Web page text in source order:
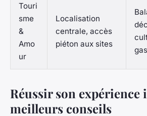
Touri
sme
&
Amo
ur
Localisation
centrale, accès
piéton aux sites
Réussir son expérience
meilleurs conseils